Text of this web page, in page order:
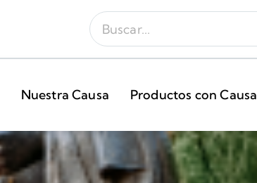
Nuestra Causa Productos con Causa